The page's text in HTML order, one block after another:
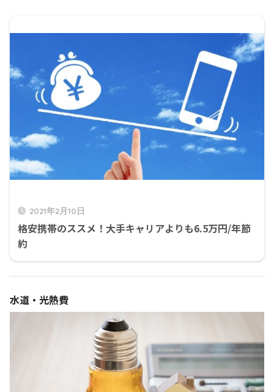
2021年2月10日
格安携帯のススメ！大手キャリアよりも6.5万円/年節
約
水道・光熱費